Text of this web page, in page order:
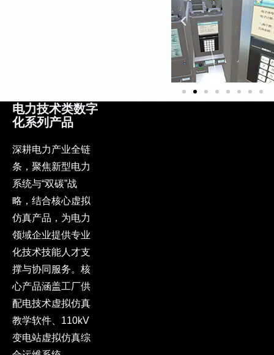
电力技术类数字
化系列产品
深耕电力产业全链
条，聚焦新型电力
系统与“双碳”战
略，结合核心虚拟
仿真产品，为电力
领域企业提供专业
化技术技能人才支
撑与协同服务。核
心产品涵盖工厂供
配电技术虚拟仿真
教学软件、110kV
变电站虚拟仿真综